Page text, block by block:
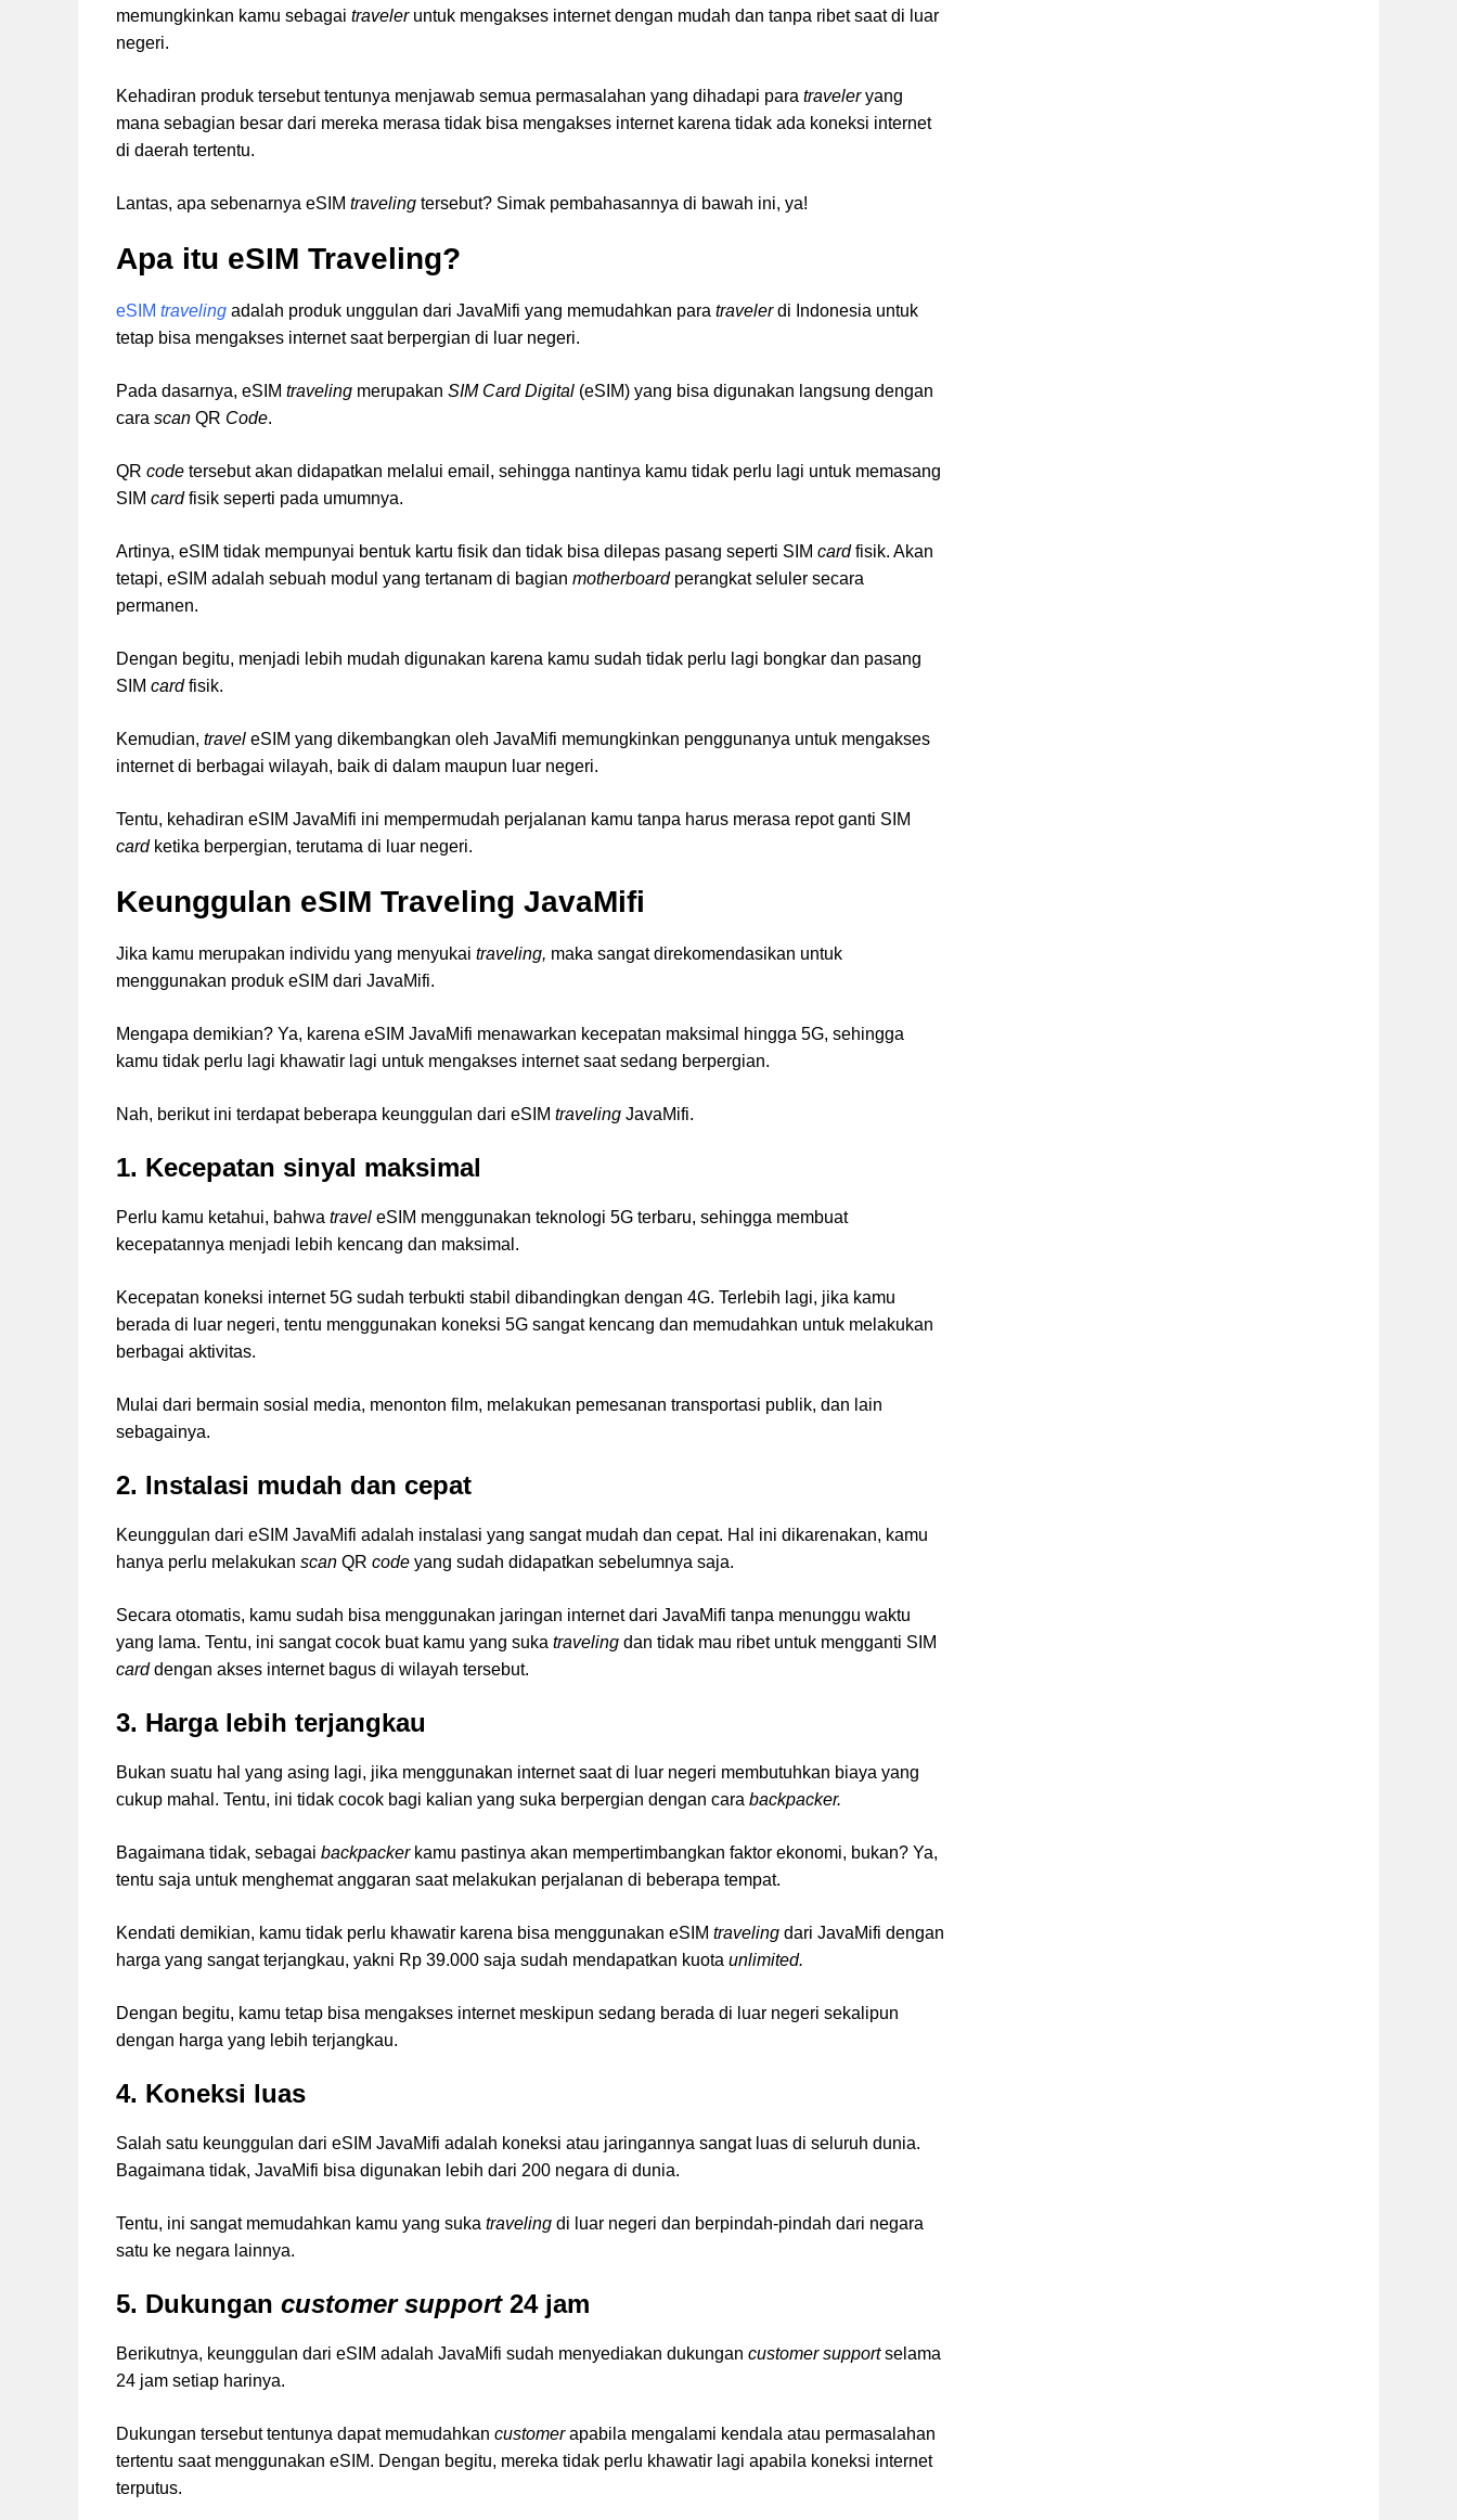
memungkinkan kamu sebagai traveler untuk mengakses internet dengan mudah dan tanpa ribet saat di luar
negeri.
Kehadiran produk tersebut tentunya menjawab semua permasalahan yang dihadapi para traveleryang
mana sebagian besar dari mereka merasa tidak bisa mengakses internet karena tidak ada koneksi internet
di daerah tertentu.
Lantas, apa sebenarnya eSIM traveling tersebut? Simak pembahasannya di bawah ini, ya!
Apa itu eSIM Traveling?
eSIM traveling adalah produk unggulan dari JavaMifi yang memudahkan para travelerdi Indonesia untuk
tetap bisa mengakses internet saat berpergian di luar negeri.
Pada dasarnya, eSIM traveling merupakan SIM Card Digital (eSIM) yang bisa digunakan langsung dengan
cara scan QR Code.
QR code tersebut akan didapatkan melalui email, sehingga nantinya kamu tidak perlu lagi untuk memasang
SIM cardfisik seperti pada umumnya.
Artinya, eSIM tidak mempunyai bentuk kartu fisik dan tidak bisa dilepas pasang seperti SIM cardfisik. Akan
tetapi, eSIM adalah sebuah modul yang tertanam di bagian motherboard perangkat seluler secara
permanen.
Dengan begitu, menjadi lebih mudah digunakan karena kamu sudah tidak perlu lagi bongkar dan pasang
SIM cardfisik.
Kemudian, travel eSIM yang dikembangkan oleh JavaMifi memungkinkan penggunanya untuk mengakses
internet di berbagai wilayah, baik di dalam maupun luar negeri.
Tentu, kehadiran eSIM JavaMifi ini mempermudah perjalanan kamu tanpa harus merasa repot ganti SIM
card ketika berpergian, terutama di luar negeri.
Keunggulan eSIM Traveling JavaMifi
Jika kamu merupakan individu yang menyukai traveling, maka sangat direkomendasikan untuk
menggunakan produk eSIM dari JavaMifi.
Mengapa demikian? Ya, karena eSIM JavaMifi menawarkan kecepatan maksimal hingga 5G, sehingga
kamu tidak perlu lagi khawatir lagi untuk mengakses internet saat sedang berpergian.
Nah, berikut ini terdapat beberapa keunggulan dari eSIM traveling JavaMifi.
1. Kecepatan sinyal maksimal
Perlu kamu ketahui, bahwa travel eSIM menggunakan teknologi 5G terbaru, sehingga membuat
kecepatannya menjadi lebih kencang dan maksimal.
Kecepatan koneksi internet 5G sudah terbukti stabil dibandingkan dengan 4G. Terlebih lagi, jika kamu
berada di luar negeri, tentu menggunakan koneksi 5G sangat kencang dan memudahkan untuk melakukan
berbagai aktivitas.
Mulai dari bermain sosial media, menonton film, melakukan pemesanan transportasi publik, dan lain
sebagainya.
2. Instalasi mudah dan cepat
Keunggulan dari eSIM JavaMifi adalah instalasi yang sangat mudah dan cepat. Hal ini dikarenakan, kamu
hanya perlu melakukan scan QR code yang sudah didapatkan sebelumnya saja.
Secara otomatis, kamu sudah bisa menggunakan jaringan internet dari JavaMifi tanpa menunggu waktu
yang lama. Tentu, ini sangat cocok buat kamu yang suka traveling dan tidak mau ribet untuk mengganti SIM
carddengan akses internet bagus di wilayah tersebut.
3. Harga lebih terjangkau
Bukan suatu hal yang asing lagi, jika menggunakan internet saat di luar negeri membutuhkan biaya yang
cukup mahal. Tentu, ini tidak cocok bagi kalian yang suka berpergian dengan cara backpacker.
Bagaimana tidak, sebagai backpacker kamu pastinya akan mempertimbangkan faktor ekonomi, bukan? Ya,
tentu saja untuk menghemat anggaran saat melakukan perjalanan di beberapa tempat.
Kendati demikian, kamu tidak perlu khawatir karena bisa menggunakan eSIM traveling dari JavaMifi dengan
harga yang sangat terjangkau, yakni Rp 39.000 saja sudah mendapatkan kuota unlimited.
Dengan begitu, kamu tetap bisa mengakses internet meskipun sedang berada di luar negeri sekalipun
dengan harga yang lebih terjangkau.
4. Koneksi luas
Salah satu keunggulan dari eSIM JavaMifi adalah koneksi atau jaringannya sangat luas di seluruh dunia.
Bagaimana tidak, JavaMifi bisa digunakan lebih dari 200 negara di dunia.
Tentu, ini sangat memudahkan kamu yang suka traveling di luar negeri dan berpindah-pindah dari negara
satu ke negara lainnya.
5. Dukungan customer support 24 jam
Berikutnya, keunggulan dari eSIM adalah JavaMifi sudah menyediakan dukungan customer supportselama
24 jam setiap harinya.
Dukungan tersebut tentunya dapat memudahkan customerapabila mengalami kendala atau permasalahan
tertentu saat menggunakan eSIM. Dengan begitu, mereka tidak perlu khawatir lagi apabila koneksi internet
terputus.